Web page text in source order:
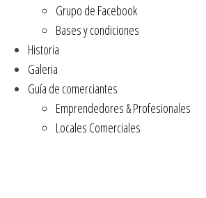
Grupo de Facebook
Bases y condiciones
Historia
Galeria
Guía de comerciantes
Emprendedores & Profesionales
Locales Comerciales